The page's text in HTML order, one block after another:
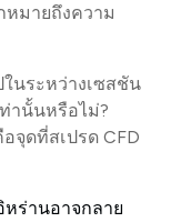
หมายถึงความ
นระหว่างเซสชัน
านั้นหรือไม่?
จุดที่สเปรด CFD
หร่านอาจกลาย